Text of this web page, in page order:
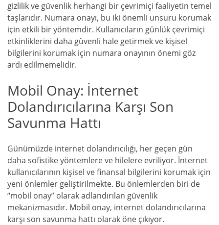
gizlilik ve güvenlik herhangi bir çevrimiçi faaliyetin temel
taşlarıdır. Numara onayı, bu iki önemli unsuru korumak
için etkili bir yöntemdir. Kullanıcıların günlük çevrimiçi
etkinliklerini daha güvenli hale getirmek ve kişisel
bilgilerini korumak için numara onayının önemi göz
ardı edilmemelidir.
Mobil Onay: İnternet
Dolandırıcılarına Karşı Son
Savunma Hattı
Günümüzde internet dolandırıcılığı, her geçen gün
daha sofistike yöntemlere ve hilelere evriliyor. İnternet
kullanıcılarının kişisel ve finansal bilgilerini korumak için
yeni önlemler geliştirilmekte. Bu önlemlerden biri de
“mobil onay” olarak adlandırılan güvenlik
mekanizmasıdır. Mobil onay, internet dolandırıcılarına
karşı son savunma hattı olarak öne çıkıyor.